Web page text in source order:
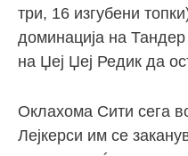
три, 16 изгубени
доминација на
на Џеј Џеј Редик да
Оклахома Сити сега
Лејкерси им се